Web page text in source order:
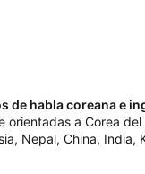
de habla coreana e
a Corea
Nepal, China, India,